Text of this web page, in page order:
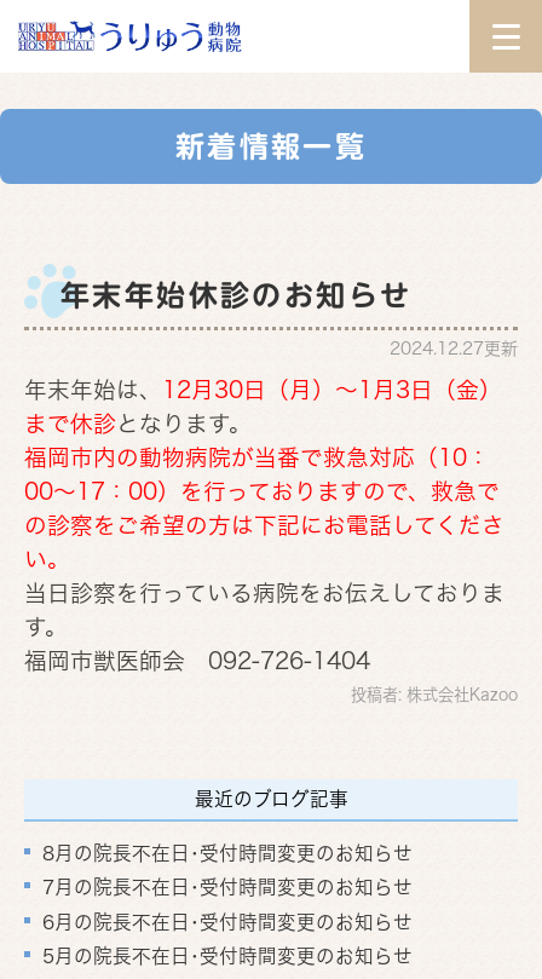
新着情報一覧
年末年始休診のお知らせ
2024.12.27更新
年末年始は、
12月30日（月）～1月3日（金）
まで休診となります。
福岡市内の動物病院が当番で救急対応（10：
00～17：00）を行っておりますので、救急で
の診察をご希望の方は下記にお電話してくださ
い。
当日診察を行っている病院をお伝えしておりま
す。
福岡市獣医師会 092-726-1404
投稿者: 株式会社Kazoo
最近のブログ記事
8月の院長不在日･受付時間変更のお知らせ
7月の院長不在日･受付時間変更のお知らせ
6月の院長不在日･受付時間変更のお知らせ
5月の院長不在日･受付時間変更のお知らせ